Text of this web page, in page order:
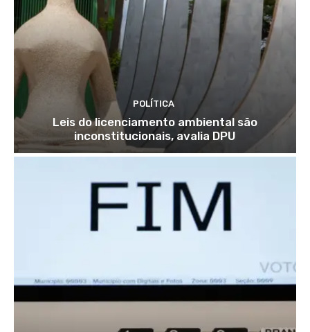
POLÍTICA
Leis do licenciamento ambiental são
inconstitucionais, avalia DPU